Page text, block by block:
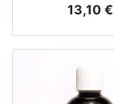
Prix
13,10 €